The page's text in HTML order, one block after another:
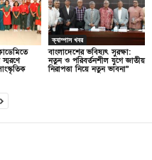
ক্যাম্পাস খবর
বাংলাদেশের ভবিষ্যৎ সুরক্ষা:
নতুন ও পরিবর্তনশীল যুগে জাতীয়
নিরাপত্তা নিয়ে নতুন ভাবনা”